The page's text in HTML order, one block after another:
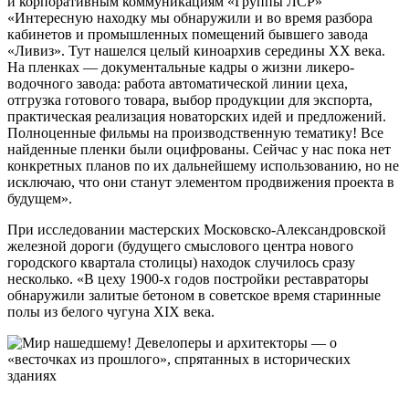
«Интересную находку мы обнаружили и во время разбора
кабинетов и промышленных помещений бывшего завода
«Ливиз». Тут нашелся целый киноархив середины XX века.
На пленках — документальные кадры о жизни ликеро-
водочного завода: работа автоматической линии цеха,
отгрузка готового товара, выбор продукции для экспорта,
практическая реализация новаторских идей и предложений.
Полноценные фильмы на производственную тематику! Все
найденные пленки были оцифрованы. Сейчас у нас пока нет
конкретных планов по их дальнейшему использованию, но не
исключаю, что они станут элементом продвижения проекта в
будущем».
При исследовании мастерских Московско-Александровской
железной дороги (будущего смыслового центра нового
городского квартала столицы) находок случилось сразу
несколько. «В цеху 1900-х годов постройки реставраторы
обнаружили залитые бетоном в советское время старинные
полы из белого чугуна XIX века.